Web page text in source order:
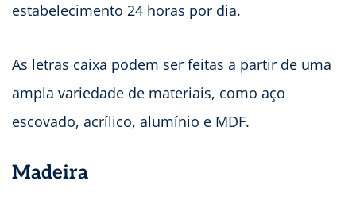
estabelecimento 24 horas por dia.
As letras caixa podem ser feitas a partir de uma
ampla variedade de materiais, como aço
escovado, acrílico, alumínio e MDF.
Madeira